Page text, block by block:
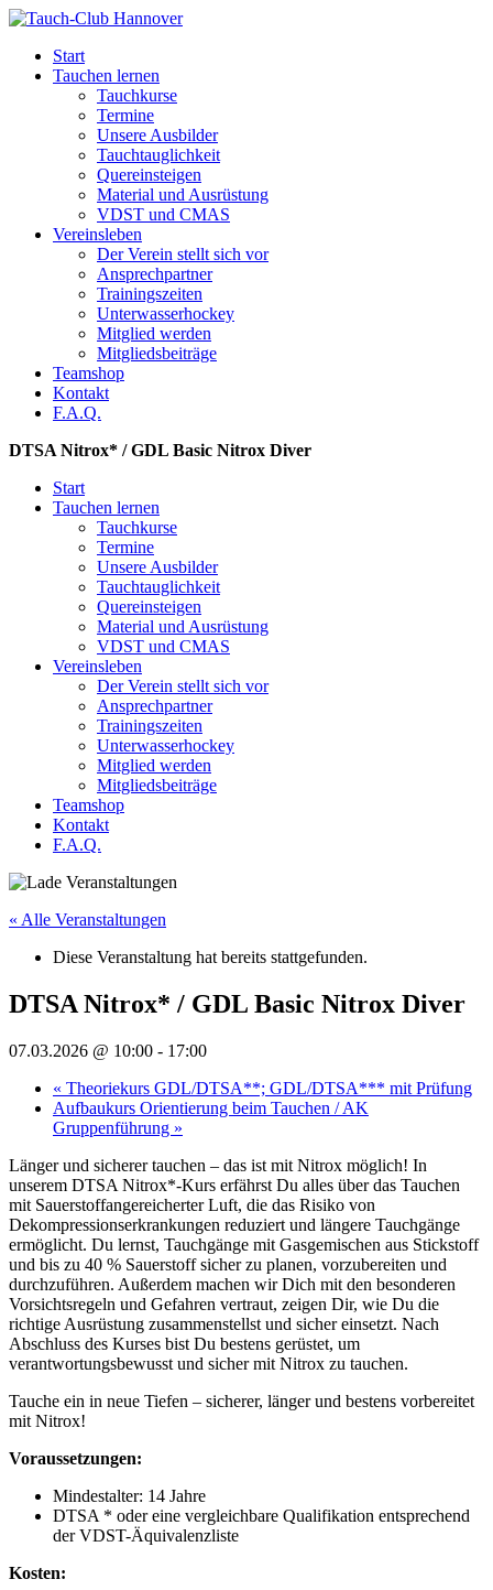
Start
Tauchen lernen
Tauchkurse
Termine
Unsere Ausbilder
Tauchtauglichkeit
Quereinsteigen
Material und Ausrüstung
VDST und CMAS
Vereinsleben
Der Verein stellt sich vor
Ansprechpartner
Trainingszeiten
Unterwasserhockey
Mitglied werden
Mitgliedsbeiträge
Teamshop
Kontakt
F.A.Q.
DTSA Nitrox* / GDL Basic Nitrox Diver
Start
Tauchen lernen
Tauchkurse
Termine
Unsere Ausbilder
Tauchtauglichkeit
Quereinsteigen
Material und Ausrüstung
VDST und CMAS
Vereinsleben
Der Verein stellt sich vor
Ansprechpartner
Trainingszeiten
Unterwasserhockey
Mitglied werden
Mitgliedsbeiträge
Teamshop
Kontakt
F.A.Q.
« Alle Veranstaltungen
Diese Veranstaltung hat bereits stattgefunden.
DTSA Nitrox* / GDL Basic Nitrox Diver
07.03.2026 @ 10:00 - 17:00
« Theoriekurs GDL/DTSA**; GDL/DTSA*** mit Prüfung
Aufbaukurs Orientierung beim Tauchen / AK
Gruppenführung »
Länger und sicherer tauchen – das ist mit Nitrox möglich! In
unserem DTSA Nitrox*-Kurs erfährst Du alles über das Tauchen
mit Sauerstoffangereicherter Luft, die das Risiko von
Dekompressionserkrankungen reduziert und längere Tauchgänge
ermöglicht. Du lernst, Tauchgänge mit Gasgemischen aus Stickstoff
und bis zu 40 % Sauerstoff sicher zu planen, vorzubereiten und
durchzuführen. Außerdem machen wir Dich mit den besonderen
Vorsichtsregeln und Gefahren vertraut, zeigen Dir, wie Du die
richtige Ausrüstung zusammenstellst und sicher einsetzt. Nach
Abschluss des Kurses bist Du bestens gerüstet, um
verantwortungsbewusst und sicher mit Nitrox zu tauchen.
Tauche ein in neue Tiefen – sicherer, länger und bestens vorbereitet
mit Nitrox!
Voraussetzungen:
Mindestalter: 14 Jahre
DTSA * oder eine vergleichbare Qualifikation entsprechend
der VDST-Äquivalenzliste
Kosten: